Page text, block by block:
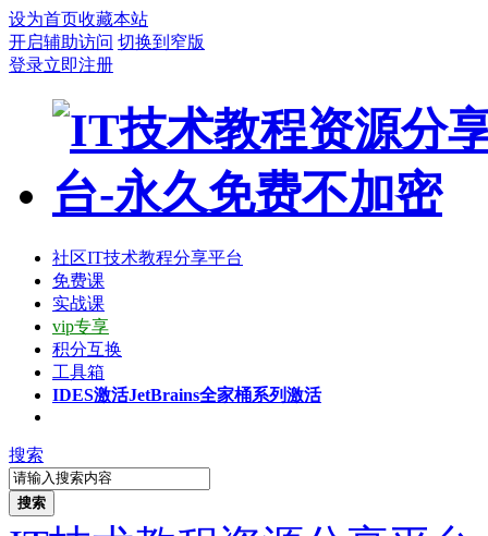
设为首页收藏本站
开启辅助访问 切换到窄版
登录立即注册
社区IT技术教程分享平台
免费课
实战课
vip专享
积分互换
工具箱
IDES激活JetBrains全家桶系列激活
搜索
搜索